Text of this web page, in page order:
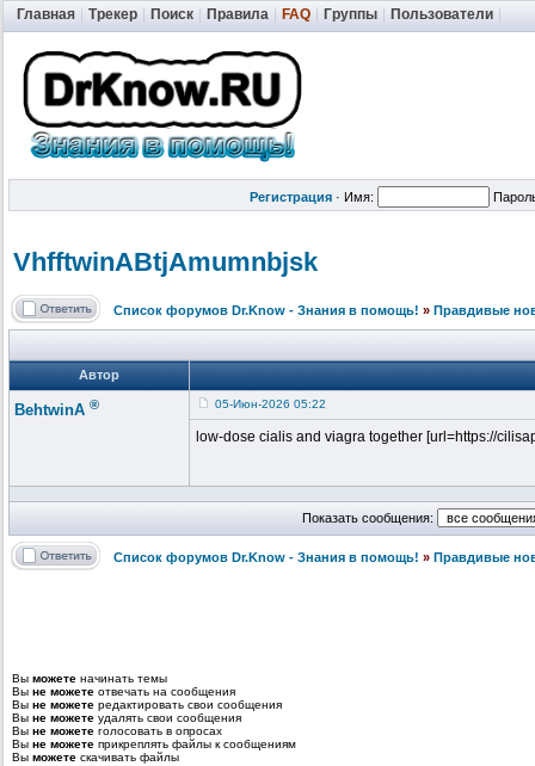
Главная Трекер Поиск Правила FAQ Группы Пользователи
Регистрация · Имя:
VhfftwinABtjAmumnbjsk
Список форумов Dr.Know - Знания в помощь! » Правдивые
Автор
BehtwinA ® 05-Июн-2026 05:22
low-dose cialis and viagra together [url=https://
Показать сообщения:
Список форумов Dr.Know - Знания в помощь! » Правдивые
Вы можете начинать темы
Вы не можете отвечать на сообщения
Вы не можете редактировать свои сообщения
Вы не можете удалять свои сообщения
Вы не можете голосовать в опросах
Вы не можете прикреплять файлы к сообщениям
Вы можете скачивать файлы